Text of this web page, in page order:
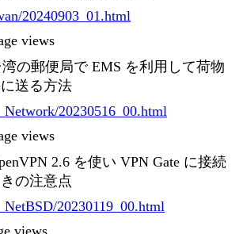
20240903_01.html
views
の郵便局で EMS を利用して荷物
送る方法
20230516_00.html
views
2.6 を使い VPN Gate に接続
の注意点
20230119_00.html